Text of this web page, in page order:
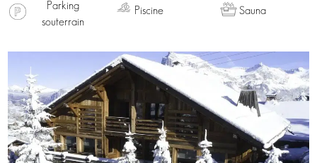
Parking
souterrain
Piscine Sauna